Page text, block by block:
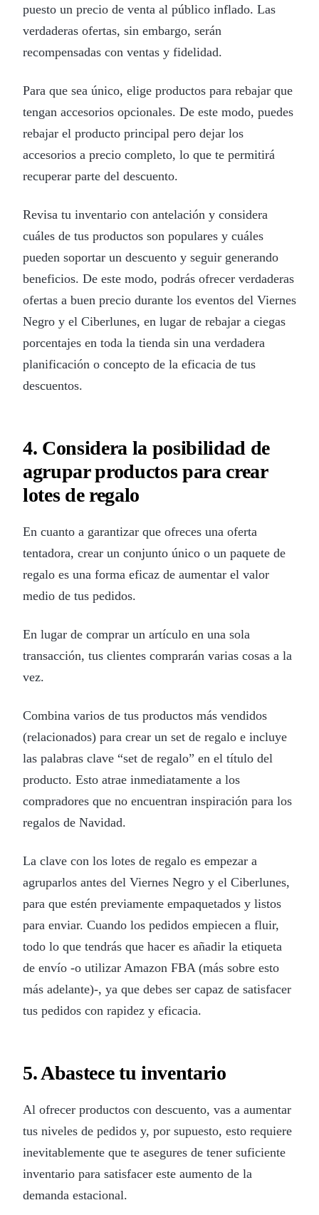
puesto un precio de venta al público inflado. Las
verdaderas ofertas, sin embargo, serán
recompensadas con ventas y fidelidad.
Para que sea único, elige productos para rebajar que
tengan accesorios opcionales. De este modo, puedes
rebajar el producto principal pero dejar los
accesorios a precio completo, lo que te permitirá
recuperar parte del descuento.
Revisa tu inventario con antelación y considera
cuáles de tus productos son populares y cuáles
pueden soportar un descuento y seguir generando
beneficios. De este modo, podrás ofrecer verdaderas
ofertas a buen precio durante los eventos del Viernes
Negro y el Ciberlunes, en lugar de rebajar a ciegas
porcentajes en toda la tienda sin una verdadera
planificación o concepto de la eficacia de tus
descuentos.
4. Considera la posibilidad de
agrupar productos para crear
lotes de regalo
En cuanto a garantizar que ofreces una oferta
tentadora, crear un conjunto único o un paquete de
regalo es una forma eficaz de aumentar el valor
medio de tus pedidos.
En lugar de comprar un artículo en una sola
transacción, tus clientes comprarán varias cosas a la
vez.
Combina varios de tus productos más vendidos
(relacionados) para crear un set de regalo e incluye
las palabras clave “set de regalo” en el título del
producto. Esto atrae inmediatamente a los
compradores que no encuentran inspiración para los
regalos de Navidad.
La clave con los lotes de regalo es empezar a
agruparlos antes del Viernes Negro y el Ciberlunes,
para que estén previamente empaquetados y listos
para enviar. Cuando los pedidos empiecen a fluir,
todo lo que tendrás que hacer es añadir la etiqueta
de envío -o utilizar Amazon FBA (más sobre esto
más adelante)-, ya que debes ser capaz de satisfacer
tus pedidos con rapidez y eficacia.
5. Abastece tu inventario
Al ofrecer productos con descuento, vas a aumentar
tus niveles de pedidos y, por supuesto, esto requiere
inevitablemente que te asegures de tener suficiente
inventario para satisfacer este aumento de la
demanda estacional.